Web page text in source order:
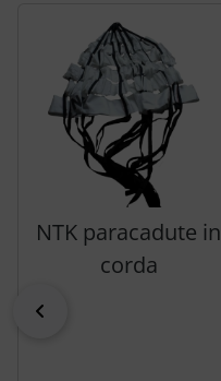
NTK paracadute in
corda